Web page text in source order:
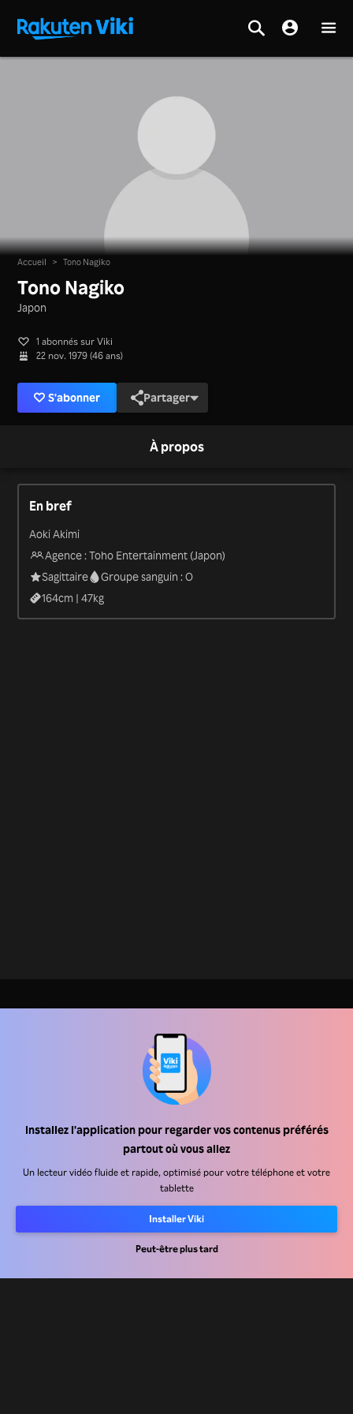
Installez l'application pour regarder vos contenus préférés
partout où vous allez
Un lecteur vidéo fluide et rapide, optimisé pour votre téléphone et votre
tablette
Installer Viki
Peut-être plus tard
Accueil > Tono Nagiko
Tono Nagiko
Japon
1 abonnés sur Viki
22 nov. 1979 (46 ans)
S'abonner Partager
À propos
En bref
Aoki Akimi
Agence : Toho Entertainment (Japon)
Sagittaire
Groupe sanguin : O
164cm |47kg
Centre d'assistance